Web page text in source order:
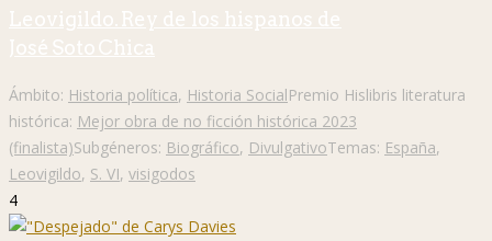
Leovigildo. Rey de los hispanos de
José Soto Chica
Ámbito: Historia política, Historia SocialPremio Hislibris literatura
histórica: Mejor obra de no ficción histórica 2023
(finalista)Subgéneros: Biográfico, DivulgativoTemas: España,
Leovigildo, S. VI, visigodos
4